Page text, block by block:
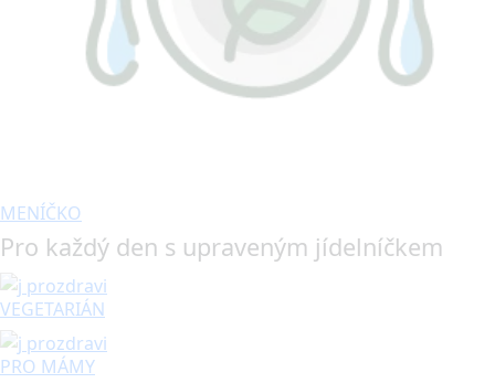
MENÍČKO
Pro každý den s upraveným jídelníčkem
VEGETARIÁN
PRO MÁMY